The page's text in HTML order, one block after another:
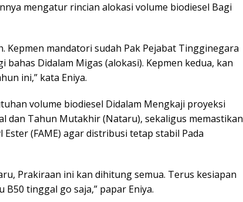
mengatur rincian alokasi volume biodiesel Bagi
Kepmen mandatori sudah Pak Pejabat Tingginegara
Didalam Migas (alokasi). Kepmen kedua, kan
ini,” kata Eniya.
volume biodiesel Didalam Mengkaji proyeksi
dan Tahun Mutakhir (Nataru), sekaligus memastikan
(FAME) agar distribusi tetap stabil Pada
Prakiraan ini kan dihitung semua. Terus kesiapan
B50 tinggal go saja,” papar Eniya.